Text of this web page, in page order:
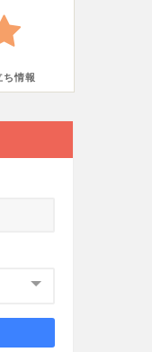
ち情報